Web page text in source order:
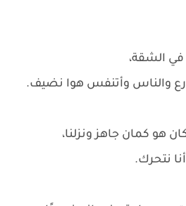
في الشقة،
والناس وأتنفس هوا نضيف.
كمان جاهز ونزلنا،
نتحرك.